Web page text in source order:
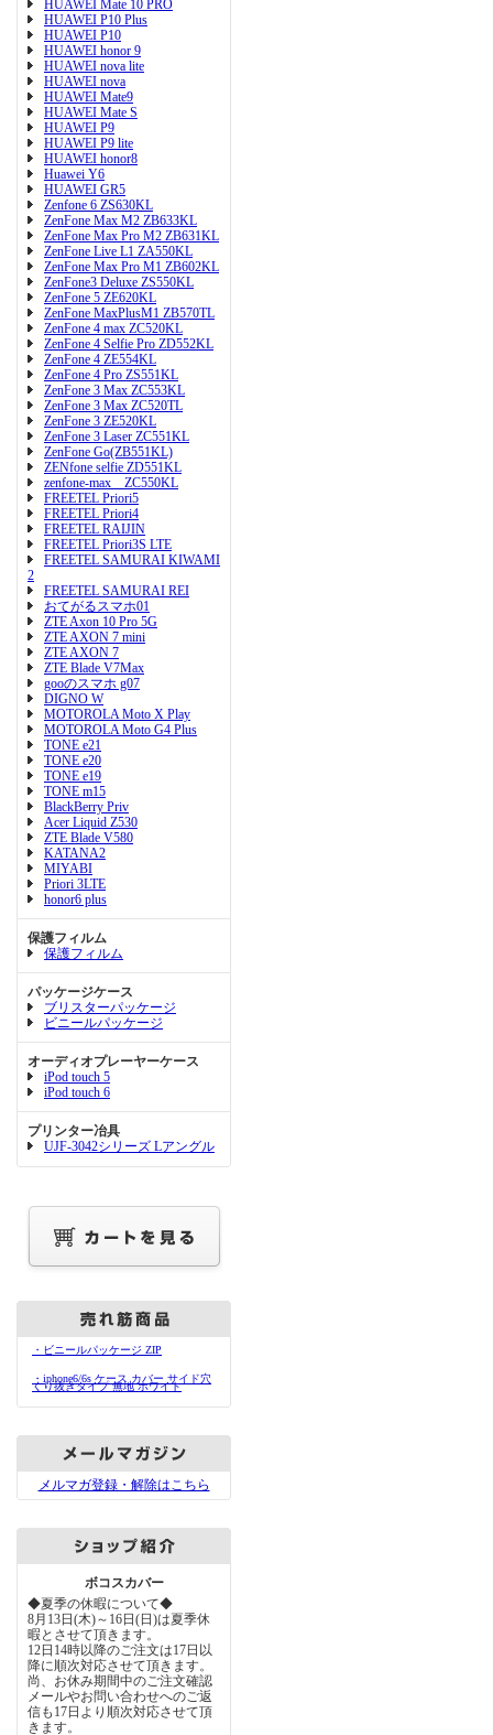
HUAWEI Mate 10 PRO
HUAWEI P10 Plus
HUAWEI P10
HUAWEI honor 9
HUAWEI nova lite
HUAWEI nova
HUAWEI Mate9
HUAWEI Mate S
HUAWEI P9
HUAWEI P9 lite
HUAWEI honor8
Huawei Y6
HUAWEI GR5
Zenfone 6 ZS630KL
ZenFone Max M2 ZB633KL
ZenFone Max Pro M2 ZB631KL
ZenFone Live L1 ZA550KL
ZenFone Max Pro M1 ZB602KL
ZenFone3 Deluxe ZS550KL
ZenFone 5 ZE620KL
ZenFone MaxPlusM1 ZB570TL
ZenFone 4 max ZC520KL
ZenFone 4 Selfie Pro ZD552KL
ZenFone 4 ZE554KL
ZenFone 4 Pro ZS551KL
ZenFone 3 Max ZC553KL
ZenFone 3 Max ZC520TL
ZenFone 3 ZE520KL
ZenFone 3 Laser ZC551KL
ZenFone Go(ZB551KL)
ZENfone selfie ZD551KL
zenfone-max ZC550KL
FREETEL Priori5
FREETEL Priori4
FREETEL RAIJIN
FREETEL Priori3S LTE
FREETEL SAMURAI KIWAMI
2
FREETEL SAMURAI REI
おてがるスマホ01
ZTE Axon 10 Pro 5G
ZTE AXON 7 mini
ZTE AXON 7
ZTE Blade V7Max
gooのスマホ g07
DIGNO W
MOTOROLA Moto X Play
MOTOROLA Moto G4 Plus
TONE e21
TONE e20
TONE e19
TONE m15
BlackBerry Priv
Acer Liquid Z530
ZTE Blade V580
KATANA2
MIYABI
Priori 3LTE
honor6 plus
保護フィルム
保護フィルム
パッケージケース
ブリスターパッケージ
ビニールパッケージ
オーディオプレーヤーケース
iPod touch 5
iPod touch 6
プリンター冶具
UJF-3042シリーズ Lアングル
・ビニールパッケージ ZIP
・iphone6/6s ケース カバー サイド穴
くり抜きタイプ 無地 ホワイト
メルマガ登録・解除はこちら
ボコスカバー
◆夏季の休暇について◆
8月13日(木)～16日(日)は夏季休
暇とさせて頂きます。
12日14時以降のご注文は17日以
降に順次対応させて頂きます。
尚、お休み期間中のご注文確認
メールやお問い合わせへのご返
信も17日より順次対応させて頂
きます。